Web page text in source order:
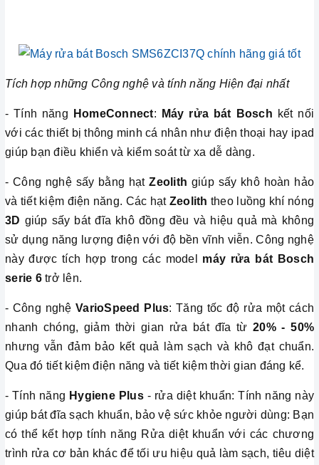
Tích hợp những Công nghệ và tính năng Hiện đại nhất
- Tính năng HomeConnect: Máy rửa bát Bosch kết nối
với các thiết bị thông minh cá nhân như điện thoại hay ipad
giúp bạn điều khiển và kiểm soát từ xa dễ dàng.
- Công nghệ sấy bằng hạtZeolith giúp sấy khô hoàn hảo
và tiết kiệm điện năng. Các hạt Zeolith theo luồng khí nóng
3D giúp sấy bát đĩa khô đồng đều và hiệu quả mà không
sử dụng năng lượng điện với độ bền vĩnh viễn. Công nghệ
này được tích hợp trong các model
máy rửa bát Bosch
serie 6trở lên.
- Công nghệVarioSpeed Plus: Tăng tốc độ rửa một cách
nhanh chóng, giảm thời gian rửa bát đĩa từ20% - 50%
nhưng vẫn đảm bảo kết quả làm sạch và khô đạt chuẩn.
Qua đó tiết kiệm điện năng và tiết kiệm thời gian đáng kể.
- Tính năng Hygiene Plus- rửa diệt khuẩn: Tính năng này
giúp bát đĩa sạch khuẩn, bảo vệ sức khỏe người dùng: Bạn
có thể kết hợp tính năng Rửa diệt khuẩn với các chương
trình rửa cơ bản khác để tối ưu hiệu quả làm sạch, tiêu diệt